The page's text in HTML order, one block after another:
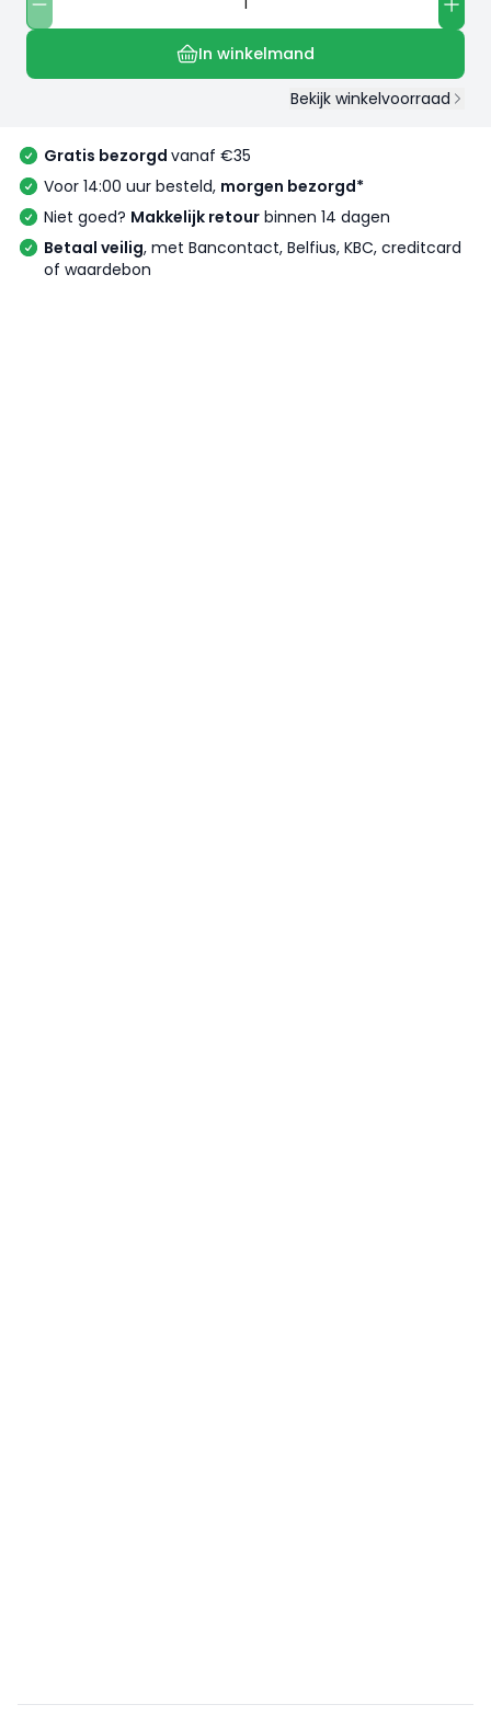
In winkelmand
Bekijk winkelvoorraad
Gratis bezorgd vanaf €35
Voor 14:00 uur besteld, morgen bezorgd*
Niet goed? Makkelijk retour binnen 14 dagen
Betaal veilig, met Bancontact, Belfius, KBC, creditcard
of waardebon